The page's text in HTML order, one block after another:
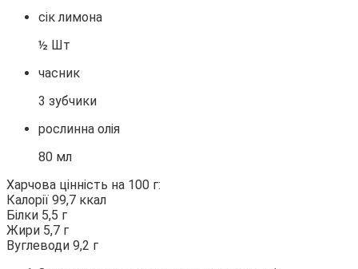
сік лимона
½ Шт
часник
3 зубчики
рослинна олія
80 мл
Харчова цінність на 100 г:
Калорії 99,7 ккал
Білки 5,5 г
Жири 5,7 г
Вуглеводи 9,2 г